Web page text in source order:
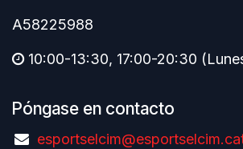
A58225988
10:00-13:30, 17:00-20:30
Póngase en contacto